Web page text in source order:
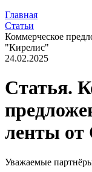
Главная
Статьи
Коммерческое
"Кирелис"
24.02.2025
Статья.
ленты
Уважаемые